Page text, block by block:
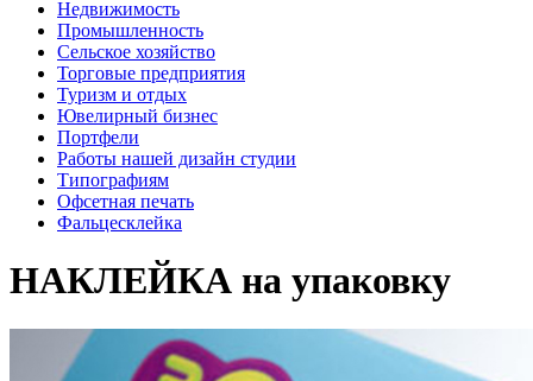
Недвижимость
Промышленность
Сельское хозяйство
Торговые предприятия
Туризм и отдых
Ювелирный бизнес
Портфели
Работы нашей дизайн студии
Типографиям
Офсетная печать
Фальцесклейка
НАКЛЕЙКА на упаковку